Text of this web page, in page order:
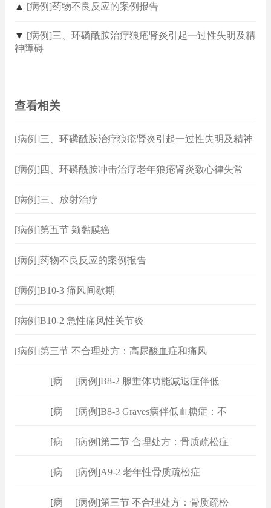
▲ [病例]药物不良反应的案例报告
▼ [病例]三、环磷酰胺治疗狼疮肾炎引起一过性失明及精
神障碍
查看相关
[病例]三、环磷酰胺治疗狼疮肾炎引起一过性失明及精神
[病例]四、环磷酰胺冲击治疗老年狼疮肾炎致心律失常
[病例]三、放射治疗
[病例]第五节 颊黏膜癌
[病例]药物不良反应的案例报告
[病例]B10-3 痛风间歇期
[病例]B10-2 急性痛风性关节炎
[病例]第三节 不合理处方：高尿酸血症和痛风
病例 [病例]B8-2 腺垂体功能减退症伴低
病例 [病例]B8-3 Graves病伴低血糖症：不
病例 [病例]第二节 合理处方：骨质疏松症
病例 [病例]A9-2 老年性骨质疏松症
病例 [病例]第三节 不合理处方：骨质疏松